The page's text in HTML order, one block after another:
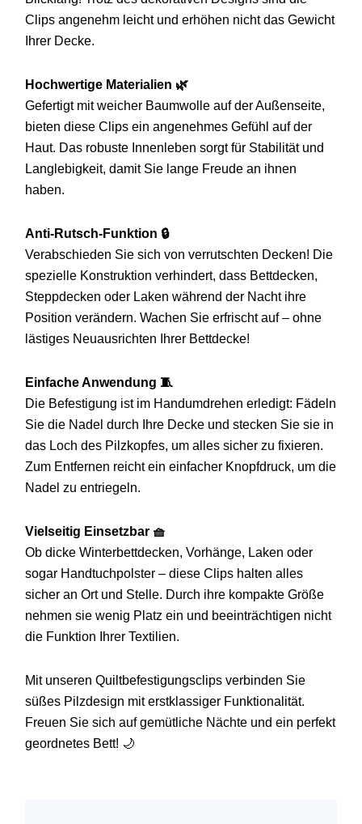
Clips angenehm leicht und erhöhen nicht das Gewicht
Ihrer Decke.
Hochwertige Materialien 🌿
Gefertigt mit weicher Baumwolle auf der Außenseite,
bieten diese Clips ein angenehmes Gefühl auf der
Haut. Das robuste Innenleben sorgt für Stabilität und
Langlebigkeit, damit Sie lange Freude an ihnen
haben.
Anti-Rutsch-Funktion 🔒
Verabschieden Sie sich von verrutschten Decken! Die
spezielle Konstruktion verhindert, dass Bettdecken,
Steppdecken oder Laken während der Nacht ihre
Position verändern. Wachen Sie erfrischt auf – ohne
lästiges Neuausrichten Ihrer Bettdecke!
Einfache Anwendung 🧵
Die Befestigung ist im Handumdrehen erledigt: Fädeln
Sie die Nadel durch Ihre Decke und stecken Sie sie in
das Loch des Pilzkopfes, um alles sicher zu fixieren.
Zum Entfernen reicht ein einfacher Knopfdruck, um die
Nadel zu entriegeln.
Vielseitig Einsetzbar 🧺
Ob dicke Winterbettdecken, Vorhänge, Laken oder
sogar Handtuchpolster – diese Clips halten alles
sicher an Ort und Stelle. Durch ihre kompakte Größe
nehmen sie wenig Platz ein und beeinträchtigen nicht
die Funktion Ihrer Textilien.
Mit unseren Quiltbefestigungsclips verbinden Sie
süßes Pilzdesign mit erstklassiger Funktionalität.
Freuen Sie sich auf gemütliche Nächte und ein perfekt
geordnetes Bett! 🌙